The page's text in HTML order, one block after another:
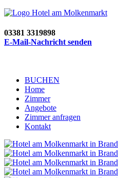
03381 3319898
E-Mail-Nachricht senden
BUCHEN
Home
Zimmer
Angebote
Zimmer anfragen
Kontakt